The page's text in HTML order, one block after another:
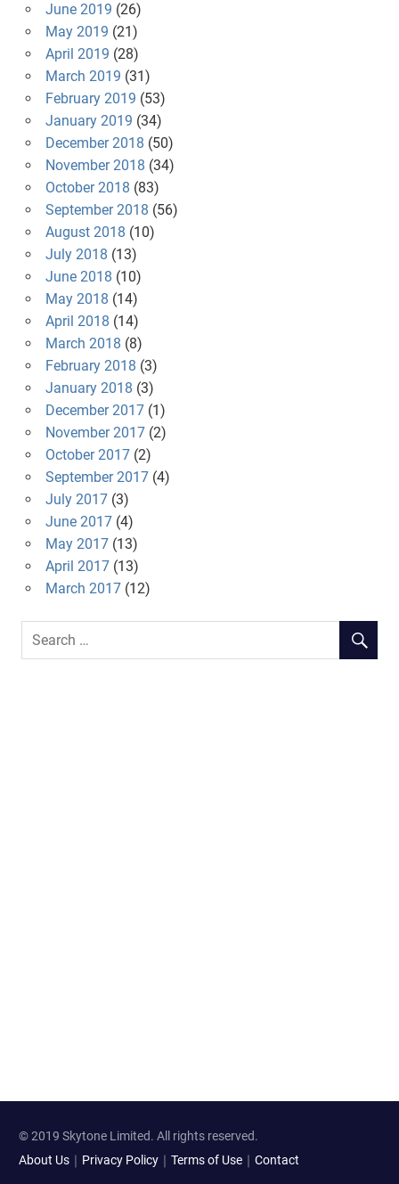
June 2019 (26)
May 2019 (21)
April 2019 (28)
March 2019 (31)
February 2019 (53)
January 2019 (34)
December 2018 (50)
November 2018 (34)
October 2018 (83)
September 2018 (56)
August 2018 (10)
July 2018 (13)
June 2018 (10)
May 2018 (14)
April 2018 (14)
March 2018 (8)
February 2018 (3)
January 2018 (3)
December 2017(1)
November 2017(2)
October 2017(2)
September 2017(4)
July 2017(3)
June 2017(4)
May 2017(13)
April 2017(13)
March 2017(12)
© 2019 Skytone Limited. All rights reserved.
About Us ｜ Privacy Policy ｜ Terms of Use ｜ Contact